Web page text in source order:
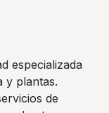
especializada
y plantas.
de